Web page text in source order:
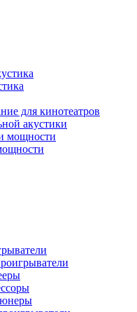
для кинотеатров
акустики
мощности